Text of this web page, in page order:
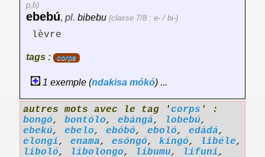
p,b)
ebebú, pl. bibebu (classe 7/8 : e- / bi-)
lèvre
tags : corps
1 exemple (ndakisa mókó) ...
autres mots avec le tag 'corps ' :
bongó, bontólo, ebángá, lobebú,
ebekú, ebelo, ebóbó, eboló, edádá,
elongi, enama, esóngó, kíngó, libéle,
liboló, libolongo, libumu, lifuni,